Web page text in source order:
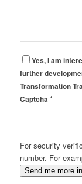
Yes, I am
further
Transformation
Captcha *
For security
number. For
Send me more